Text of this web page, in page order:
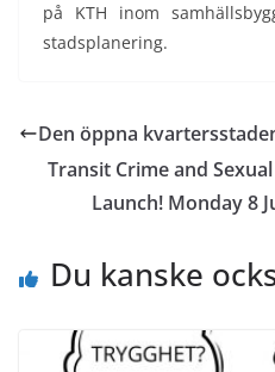
på KTH inom
stadsplanering.
Den öppna
Transit Crime and
Launch! Monday 8
Du kanske